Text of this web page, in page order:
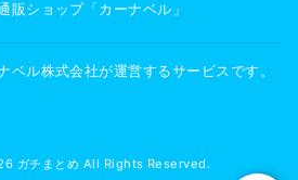
販ショップ「カーナベル」
ベル株式会社が運営するサービスです。
ガチまとめ All Rights Reserved.